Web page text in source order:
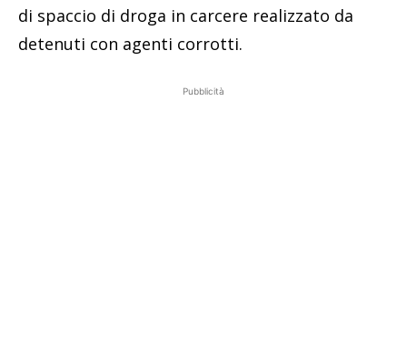
di spaccio di droga in carcere realizzato da
detenuti con agenti corrotti.
Pubblicità